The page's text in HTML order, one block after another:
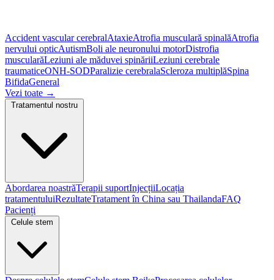
Accident vascular cerebralAtaxieAtrofia musculară spinalăAtrofia
nervului opticAutismBoli ale neuronului motorDistrofia
muscularăLeziuni ale măduvei spinăriiLeziuni cerebrale
traumaticeONH-SODParalizie cerebralaScleroza multiplăSpina
BifidaGeneral
Vezi toate →
Abordarea noastrăTerapii suportInjecțiiLocația
tratamentuluiRezultateTratament în China sau ThailandaFAQ
Pacienți